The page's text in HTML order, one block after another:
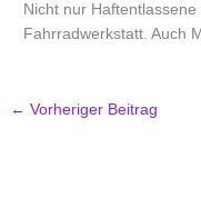
Nicht nur
Fahrradwerkstatt. Auch
← Vorheriger Beitrag